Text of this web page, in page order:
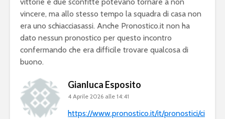
vincere, ma allo stesso tempo la squadra di casa non
era uno schiacciasassi. Anche Pronostico.it non ha
dato nessun pronostico per questo incontro
confermando che era difficile trovare qualcosa di
buono.
Gianluca Esposito
4 Aprile 2026 alle 14:41
https://www.pronostico.it/it/pronostici/ci